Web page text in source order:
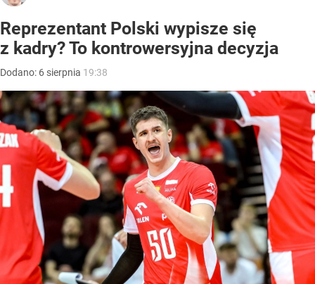
Reprezentant Polski wypisze się
z kadry? To kontrowersyjna decyzja
Dodano: 6 sierpnia 19:38